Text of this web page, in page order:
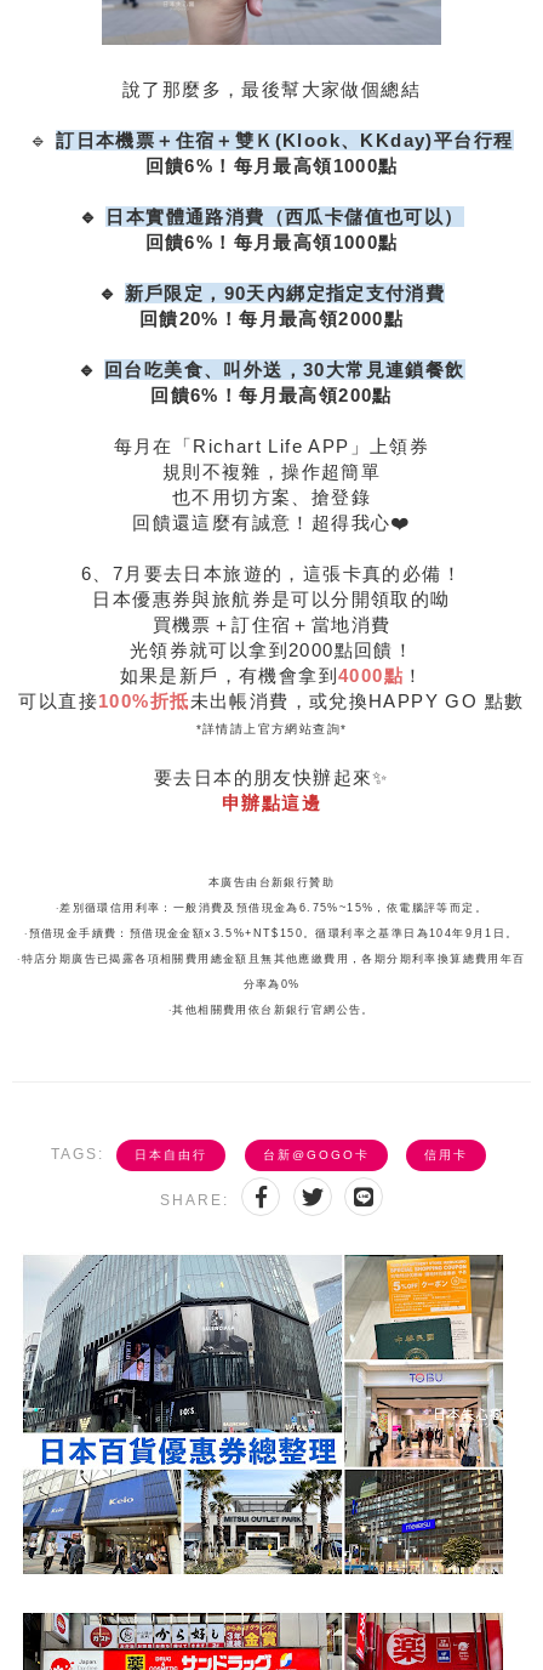
說了那麼多，最後幫大家做個總結
🔹
訂日本機票＋住宿＋雙Ｋ(Klook、KKday)平台行程
回饋6%！每月最高領1000點
🔹 日本實體通路消費（西瓜卡儲值也可以）
回饋6%！每月最高領1000點
🔹 新戶限定，90天內綁定指定支付消費
回饋20%！每月最高領2000點
🔹
回台吃美食、叫外送，30大常見連鎖餐飲
回饋6%！每月最高領200點
每月在「Richart Life APP」上領券
規則不複雜，操作超簡單
也不用切方案、搶登錄
回饋還這麼有誠意！超得我心❤️
6、7月要去日本旅遊的，這張卡真的必備！
日本優惠券與旅航券是可以分開領取的呦
買機票＋訂住宿＋當地消費
光領券就可以拿到2000點回饋！
如果是新戶，有機會拿到 4000點 ！
可以直接100%折抵未出帳消費，或兌換HAPPY GO 點數
*詳情請上官方網站查詢*
要去日本的朋友快辦起來✨
申辦點這邊
本廣告由台新銀行贊助
‧差別循環信用利率：一般消費及預借現金為6.75%~15%，依電腦評等而定。
‧預借現金手續費：預借現金金額x3.5%+NT$150。循環利率之基準日為104年9月1日。
‧特店分期廣告已揭露各項相關費用總金額且無其他應繳費用，各期分期利率換算總費用年百
分率為0%
‧其他相關費用依台新銀行官網公告。
TAGS: 日本自由行 台新@GOGO卡 信用卡
SHARE: